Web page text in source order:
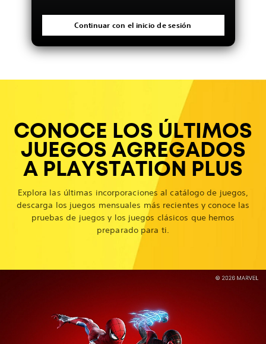
Continuar con el inicio de sesión
CONOCE LOS ÚLTIMOS
JUEGOS AGREGADOS
A PLAYSTATION PLUS
Explora las últimas incorporaciones al catálogo de juegos,
descarga los juegos mensuales más recientes y conoce las
pruebas de juegos y los juegos clásicos que hemos
preparado para ti.